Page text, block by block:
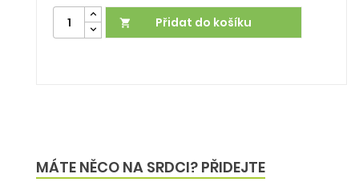
 Přidat do košíku
MÁTE NĚCO NA SRDCI? PŘIDEJTE